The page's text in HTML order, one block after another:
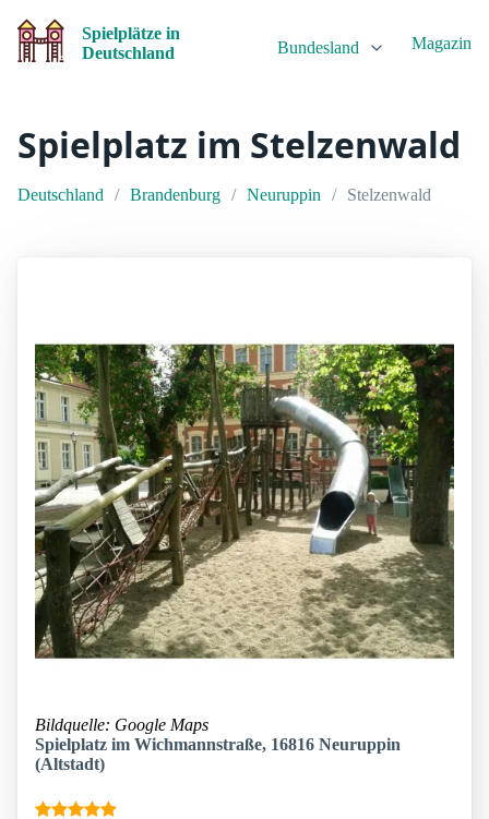
Spielplätze in
Deutschland
Bundesland Magazin
Spielplatz im Stelzenwald
Deutschland Brandenburg Neuruppin Stelzenwald
Bildquelle: Google Maps
Spielplatz im Wichmannstraße, 16816 Neuruppin
(Altstadt)